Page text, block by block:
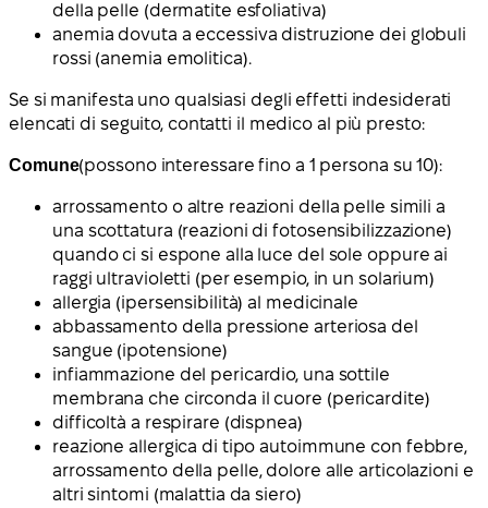
della pelle (dermatite esfoliativa)
anemia dovuta a eccessiva distruzione dei globuli
rossi (anemia emolitica).
Se si manifesta uno qualsiasi degli effetti indesiderati
elencati di seguito, contatti il medico al più presto:
Comune(possono interessare fino a 1 persona su 10):
arrossamento o altre reazioni della pelle simili a
una scottatura (reazioni di fotosensibilizzazione)
quando ci si espone alla luce del sole oppure ai
raggi ultravioletti (per esempio, in un solarium)
allergia (ipersensibilità) al medicinale
abbassamento della pressione arteriosa del
sangue (ipotensione)
infiammazione del pericardio, una sottile
membrana che circonda il cuore (pericardite)
difficoltà a respirare (dispnea)
reazione allergica di tipo autoimmune con febbre,
arrossamento della pelle, dolore alle articolazioni e
altri sintomi (malattia da siero)